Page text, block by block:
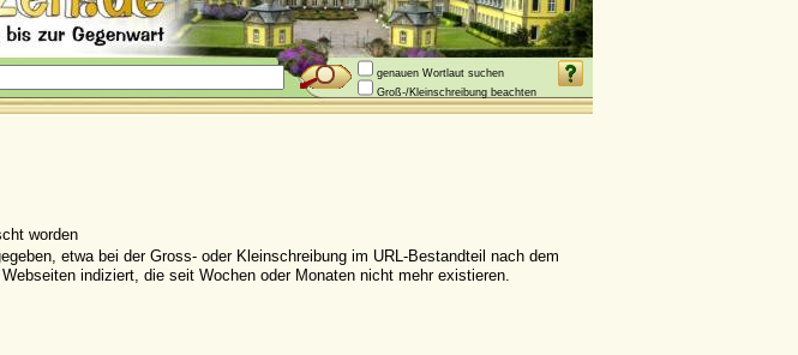
genauen Wortlaut suchen
Groß-/Kleinschreibung beachten
worden
etwa bei der Gross- oder Kleinschreibung im URL-Bestandteil nach dem
indiziert, die seit Wochen oder Monaten nicht mehr existieren.